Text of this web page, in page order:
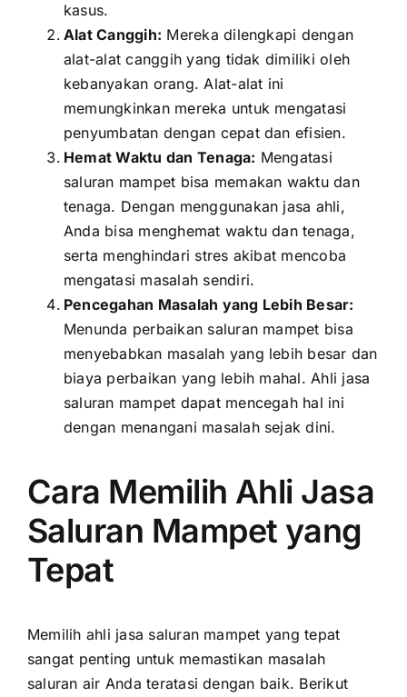
kasus.
Alat Canggih: Mereka dilengkapi dengan
alat-alat canggih yang tidak dimiliki oleh
kebanyakan orang. Alat-alat ini
memungkinkan mereka untuk mengatasi
penyumbatan dengan cepat dan efisien.
Hemat Waktu dan Tenaga: Mengatasi
saluran mampet bisa memakan waktu dan
tenaga. Dengan menggunakan jasa ahli,
Anda bisa menghemat waktu dan tenaga,
serta menghindari stres akibat mencoba
mengatasi masalah sendiri.
Pencegahan Masalah yang Lebih Besar:
Menunda perbaikan saluran mampet bisa
menyebabkan masalah yang lebih besar dan
biaya perbaikan yang lebih mahal. Ahli jasa
saluran mampet dapat mencegah hal ini
dengan menangani masalah sejak dini.
Cara Memilih Ahli Jasa
Saluran Mampet yang
Tepat
Memilih ahli jasa saluran mampet yang tepat
sangat penting untuk memastikan masalah
saluran air Anda teratasi dengan baik. Berikut